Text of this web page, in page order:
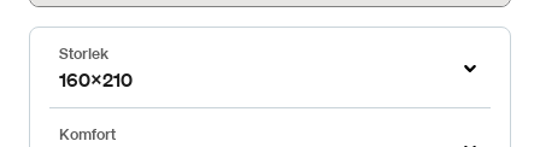
Storlek
160x210
Komfort